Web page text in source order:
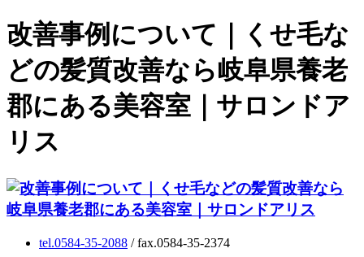
改善事例について｜くせ毛な
どの髪質改善なら岐阜県養老
郡にある美容室｜サロンドア
リス
tel.0584-35-2088 / fax.0584-35-2374